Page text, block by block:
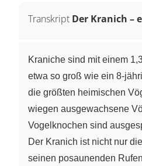
Transkript Der Kranich –
Kraniche sind mit einem
etwa so groß wie ein 8-
die größten heimischen
wiegen ausgewachsene
Vogelknochen sind
Der Kranich ist nicht nur
seinen posaunenden